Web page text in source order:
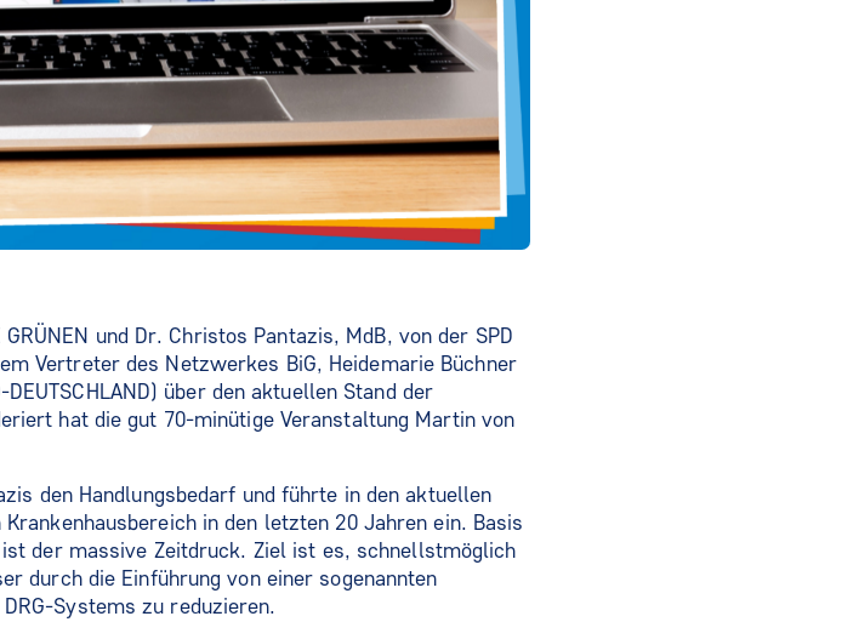
und Dr. Christos Pantazis, MdB, von der SPD
Vertreter des Netzwerkes BiG, Heidemarie Büchner
über den aktuellen Stand der
hat die gut 70-minütige Veranstaltung Martin von
den Handlungsbedarf und führte in den aktuellen
in den letzten 20 Jahren ein. Basis
der massive Zeitdruck. Ziel ist es, schnellstmöglich
durch die Einführung von einer sogenannten
Systems zu reduzieren.